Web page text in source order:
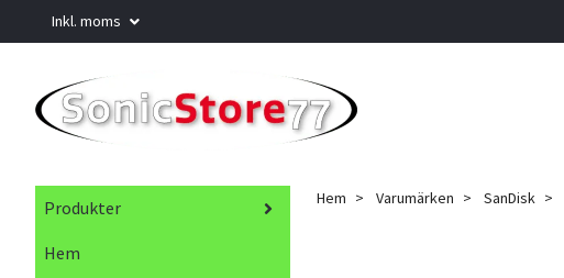
Inkl. moms
Produkter
Hem
Hem Varumärken SanDisk